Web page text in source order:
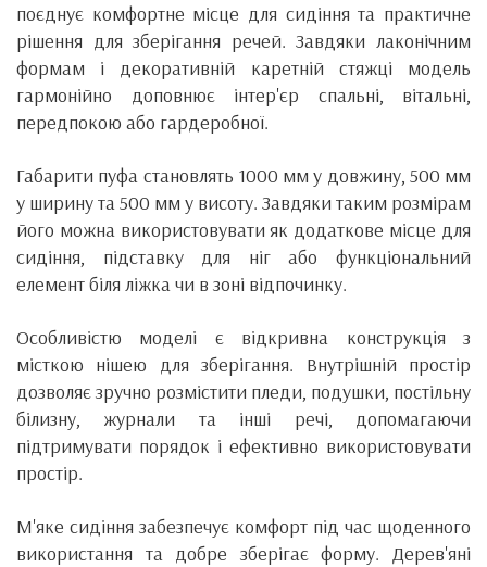
поєднує комфортне місце для сидіння та практичне
рішення для зберігання речей. Завдяки лаконічним
формам і декоративній каретній стяжці модель
гармонійно доповнює інтер'єр спальні, вітальні,
передпокою або гардеробної.
Габарити пуфа становлять 1000 мм у довжину, 500 мм
у ширину та 500 мм у висоту. Завдяки таким розмірам
його можна використовувати як додаткове місце для
сидіння, підставку для ніг або функціональний
елемент біля ліжка чи в зоні відпочинку.
Особливістю моделі є відкривна конструкція з
місткою нішею для зберігання. Внутрішній простір
дозволяє зручно розмістити пледи, подушки, постільну
білизну, журнали та інші речі, допомагаючи
підтримувати порядок і ефективно використовувати
простір.
М'яке сидіння забезпечує комфорт під час щоденного
використання та добре зберігає форму. Дерев'яні